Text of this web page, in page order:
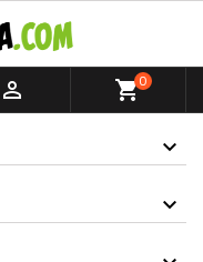
 shopping_cart0